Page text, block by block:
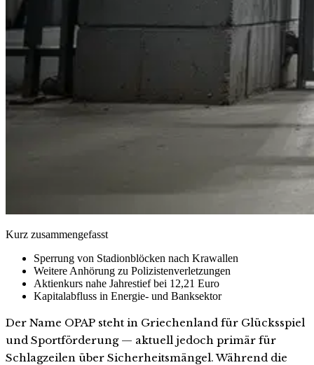
Kurz zusammengefasst
Sperrung von Stadionblöcken nach Krawallen
Weitere Anhörung zu Polizistenverletzungen
Aktienkurs nahe Jahrestief bei 12,21 Euro
Kapitalabfluss in Energie- und Banksektor
Der Name OPAP steht in Griechenland für Glücksspiel
und Sportförderung — aktuell jedoch primär für
Schlagzeilen über Sicherheitsmängel. Während die